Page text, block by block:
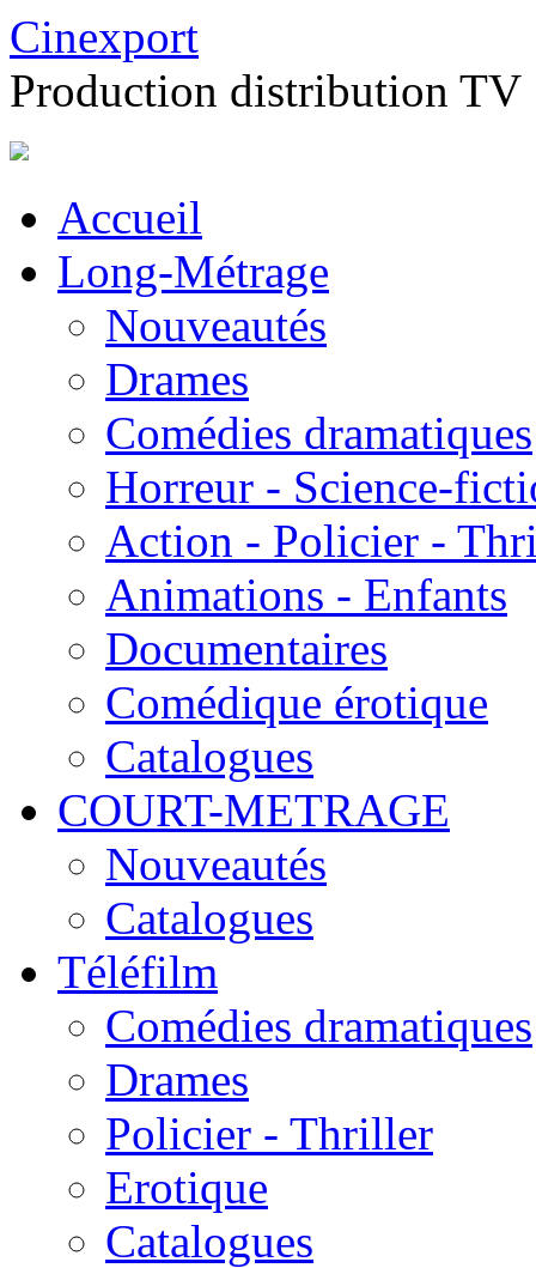
Cinexport
Production distribution TV
Accueil
Long-Métrage
Nouveautés
Drames
Comédies dramatiques
Horreur - Science-
Action - Policier -
Animations - Enfants
Documentaires
Comédique érotique
Catalogues
COURT-METRAGE
Nouveautés
Catalogues
Téléfilm
Comédies dramatiques
Drames
Policier - Thriller
Erotique
Catalogues